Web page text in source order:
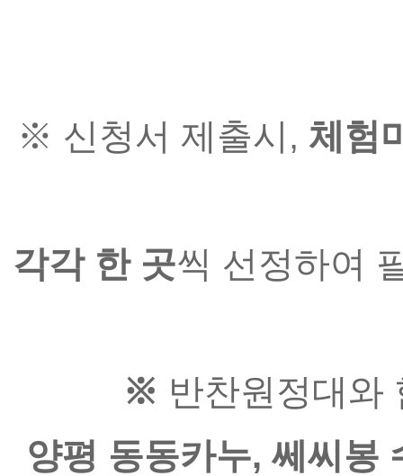
※ 신청서 제출시, 체험
각각 한 곳씩 선정하여
※ 반찬원정대와
양평 동동카누, 쎄씨봉